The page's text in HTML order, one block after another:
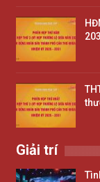
Giải trí